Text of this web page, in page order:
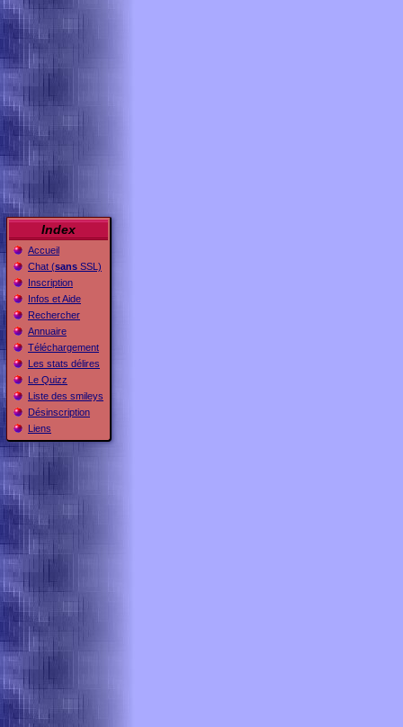
Index
Accueil
Chat (sans SSL)
Inscription
Infos et Aide
Rechercher
Annuaire
Téléchargement
Les stats délires
Le Quizz
Liste des smileys
Désinscription
Liens